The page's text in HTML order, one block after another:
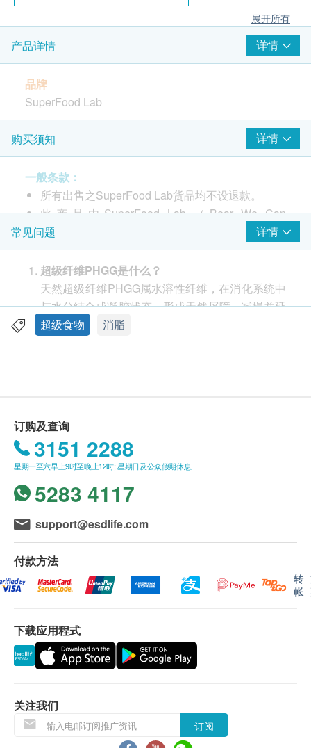
展开所有
产品详情 详情
品牌
SuperFood Lab
产地
澳洲
包装
3克x 30包
功效
SuperFood Lab SuperHot超级抗糖燃脂素蕴含天
然超级纤维PHGG，天然超级纤维PHGG属水溶性
纤维，在消化系统中与水分结合成凝胶状态，形成
天然屏障，减慢并延长糖分及淀粉分解，抑制高达
50%糖分及20%卡路里吸收*。 PHGG更有助于经
酮，激活身体生热作用，有效减去腹、腰、臀等难
以消除的顽固脂肪，增强基础代谢率，助你二十四
小时排水消肿，打造易瘦体质。
适用对象
腹、腰、臀囤积脂肪
在办公室久坐
经常进食高糖分、高脂肪食品
容易水肿
每天2-3包
加入100毫升水、饮品或食品中
餐前5-10分钟饮用
成分
天然超级纤维PHGG
绿咖啡豆精华
购买须知 详情
一般条款：
所有出售之SuperFood Lab货品均不设退款。
此产品由SuperFood Lab （Bear We Can
Limited） 提供。
如有任何争议，SuperFood Lab （Bear We Can
Limited）及健康网购health. ESDlife保留最终决议
权。
送货条款：
购买SuperFood Lab产品总额满HK$400，即可享
风讯号悬挂或黑色暴雨警告生效时，送货服务时间
将会延迟。
所有订单须视乎相关货品的供应情况再作最后确
认。 倘若健康网购health. ESDlife未能提供任何订
单上的货品，健康网购health. ESDlife有权拒绝接
受该订单，并且会于送货前透过电话或电邮通知顾
客再作安排。
货品质量保证，于顾客收到产品当日起计，使用
退换条款：
当顾客收取已订购之货品时，有责任检查货品是否
退换产品必须包装完整，如退换之产品有任何残缺
或过期退回，供应商有权不受理。
如有其他损坏或遗漏查询，顾客必须保留有效收据
常见问题 详情
超级纤维PHGG是什么？
天然超级纤维PHGG属水溶性纤维，在消化系统中
与水分结合成凝胶状态，形成天然屏障，减慢并延
长糖分及淀粉分解，抑制高达50%糖分及20%卡路
健康状况，服用后或许会增加排便次数属正常现
象，有助于清除宿便和毒素。
SuperHOT如何提升身体燃脂力？
配方含全天然萃取然燃脂成分，绿咖啡豆精华和覆
盆子酮，激活身体生热作用，有效减去腹、腰、臀
等难以消除的顽固脂肪，增强基础代谢率，助你二
十四小时排水消肿，打造易瘦体质。
不想挨饿节食，什么体重管理方式最有效？
高脂低碳餐单，不用挨饿节食，世界各地不少明星
都曾试过，大赞有效。生酮的原理是以摄取适量蛋
白质和极低糖(即低碳水化合物和低糖分) 的饮食模
作为能量的来源，从而达至轻松减磅。
正进行生酮饮食，但少不免要外出用餐，很难严格
超级食物 消脂
订购及查询
3151 2288
星期一至六早上9时至晚上12时; 星期日及公众假期休息
5283 4117
support@esdlife.com
付款方法
转
帐
下载应用程式
关注我们
订阅